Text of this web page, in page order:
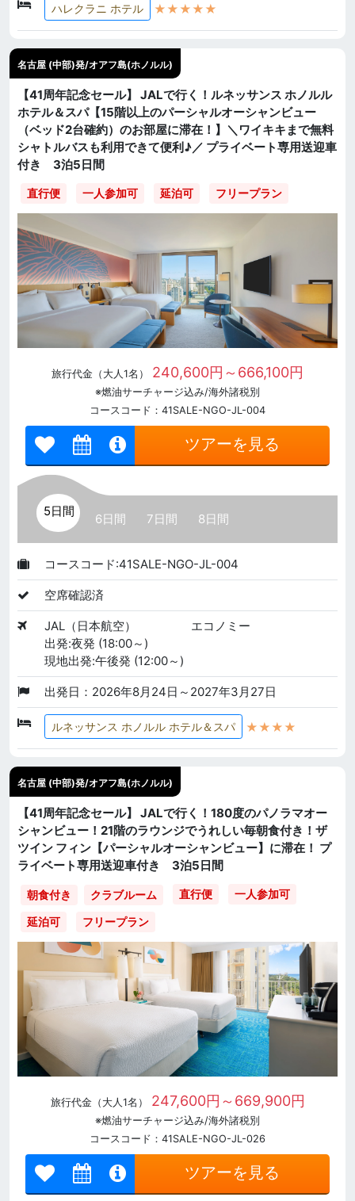
ハレクラニ ホテル ★★★★★
名古屋 (中部)発/オアフ島(ホノルル)
【41周年記念セール】 JALで行く！ルネッサンス ホノルル
ホテル＆スパ【15階以上のパーシャルオーシャンビュー
（ベッド2台確約）のお部屋に滞在！】＼ワイキキまで無料
シャトルバスも利用できて便利♪／ プライベート専用送迎車
付き 3泊5日間
直行便 一人参加可 延泊可 フリープラン
旅行代金（大人1名） 240,600円～666,100円
※燃油サーチャージ込み/海外諸税別
コースコード：41SALE-NGO-JL-004
ツアーを見る
5日間
6日間 7日間 8日間
コースコード:41SALE-NGO-JL-004
空席確認済
JAL（日本航空）
エコノミー
出発:夜発 (18:00～)
現地出発:午後発 (12:00～)
出発日：2026年8月24日～2027年3月27日
ルネッサンス ホノルル ホテル＆スパ ★★★★
名古屋 (中部)発/オアフ島(ホノルル)
【41周年記念セール】 JALで行く！180度のパノラマオー
シャンビュー！21階のラウンジでうれしい毎朝食付き！ザ
ツイン フィン【パーシャルオーシャンビュー】に滞在！ プ
ライベート専用送迎車付き 3泊5日間
朝食付き クラブルーム 直行便 一人参加可
延泊可 フリープラン
旅行代金（大人1名） 247,600円～669,900円
※燃油サーチャージ込み/海外諸税別
コースコード：41SALE-NGO-JL-026
ツアーを見る